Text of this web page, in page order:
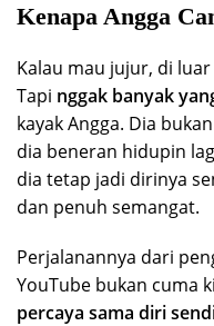
Kenapa Angga
Kalau mau jujur, di
Tapi nggak banyak
kayak Angga. Dia
dia beneran hidupin
dia tetap jadi dirinya
dan penuh semangat.
Perjalanannya dari
YouTube bukan cuma
percaya sama diri